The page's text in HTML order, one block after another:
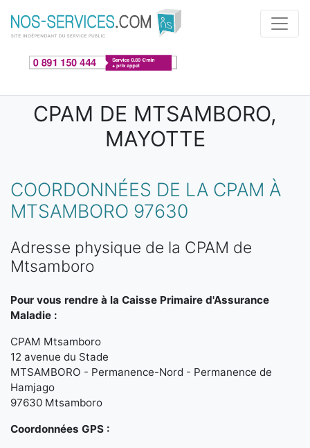
Aller au contenu principal
CPAM DE MTSAMBORO,
MAYOTTE
COORDONNÉES DE LA CPAM À
MTSAMBORO 97630
Adresse physique de la CPAM de
Mtsamboro
Pour vous rendre à la Caisse Primaire d'Assurance
Maladie :
CPAM Mtsamboro
12 avenue du Stade
MTSAMBORO - Permanence-Nord - Permanence de
Hamjago
97630 Mtsamboro
Coordonnées GPS :